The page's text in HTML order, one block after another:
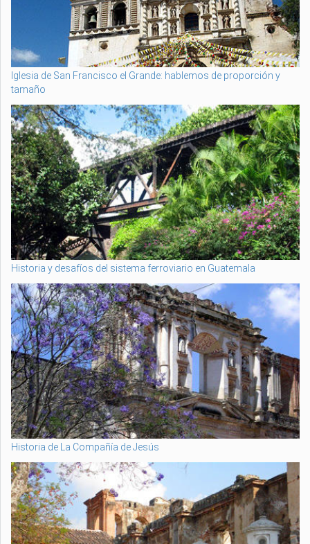
Iglesia de San Francisco el Grande: hablemos de proporción y
tamaño
Historia y desafíos del sistema ferroviario en Guatemala
Historia de La Compañía de Jesús